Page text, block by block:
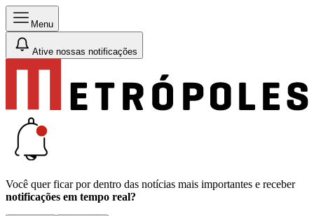
Menu
Ative nossas notificações
Você quer ficar por dentro das notícias mais importantes e receber
notificações em tempo real?